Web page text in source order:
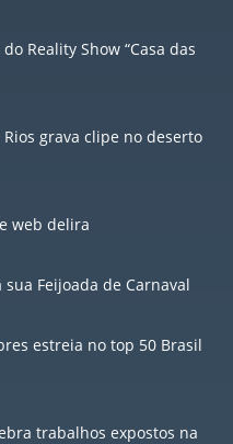
Reality Show “Casa das
grava clipe no deserto
web delira
Feijoada de Carnaval
estreia no top 50 Brasil
trabalhos expostos na